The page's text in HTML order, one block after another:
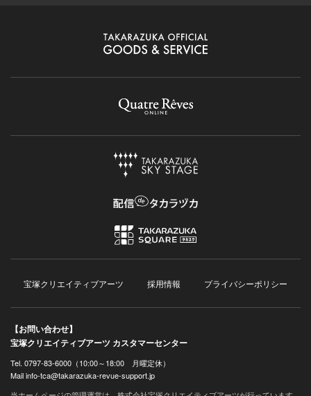
宝塚クリエイティブアーツ 採用情報 プライバシーポリシー
【お問い合わせ】
宝塚クリエイティブアーツ カスタマーセンター
Tel. 0797-83-6000（10:00～18:00 月曜定休）
Mail info-tca@takarazuka-revue-support.jp